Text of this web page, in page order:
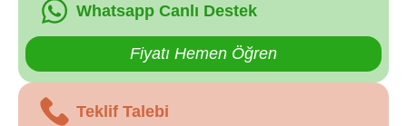
Whatsapp Canlı Destek
Fiyatı Hemen Öğren
Teklif Talebi